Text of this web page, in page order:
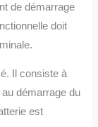
de démarrage
doit
Il consiste à
démarrage du
est